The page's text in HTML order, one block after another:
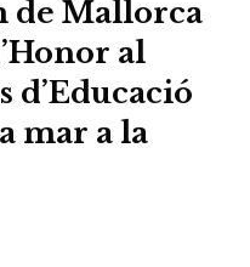
de Mallorca
al
d’Educació
mar a la